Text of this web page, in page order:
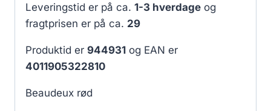
Leveringstid er på ca. 1-3 hverdage og
fragtprisen er på ca. 29
Produktid er 944931 og EAN er
4011905322810
Beaudeux rød